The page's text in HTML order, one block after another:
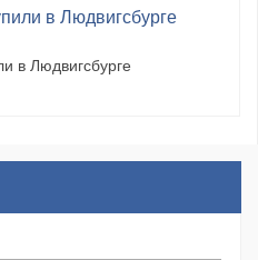
в Людвигсбурге
в Людвигсбурге